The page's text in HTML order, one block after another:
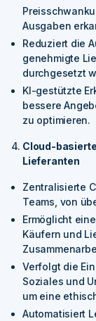
Ausgaben
Reduziert die
genehmigte
durchgesetzt
KI-gestützte
bessere
zu optimieren.
Cloud-
Lieferanten
Zentralisierte
Teams, von
Ermöglicht
Käufern und
Verfolgt die
Soziales und
um eine
Automatisiert